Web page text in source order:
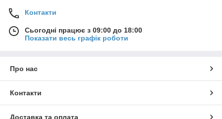
Контакти
Сьогодні працює з 09:00 до 18:00
Показати весь графік роботи
Про нас
Контакти
Доставка та оплата